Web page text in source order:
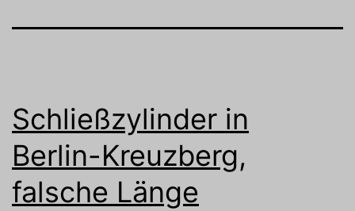
Schließzylinder in
Berlin-Kreuzberg,
falsche Länge